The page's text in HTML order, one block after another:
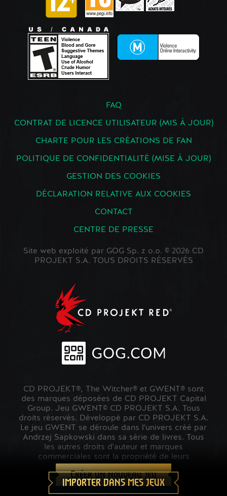
Créer un nouveau jeu
IMPORTER DANS MES JEUX
FAQ
CONTRAT DE LICENCE UTILISATEUR (MIS À JOUR)
CHARTE POUR LES CRÉATIONS DE FAN
POLITIQUE DE CONFIDENTIALITÉ (MISE À JOUR)
GESTION DES COOKIES
DÉCLARATION RELATIVE AUX COOKIES
CONTACT
CENTRE DE PRESSE
Site web exploité par GOG Sp. z o.o. © 2026 CD
PROJEKT S.A. TOUS DROITS RÉSERVÉS
CD PROJEKT®, The Witcher® et GWENT® sont
des marques déposées de CD PROJEKT Capital
Group. Jeu GWENT© CD PROJEKT S.A. Tous
droits réservés. Développé par CD PROJEKT S.A.
Le jeu GWENT se déroule dans l'univers créé par
Andrzej Sapkowski dans sa série de livres. Tous
les autres droits d'auteur et marques
commerciales sont la propriété de leurs
propriétaires respectifs.